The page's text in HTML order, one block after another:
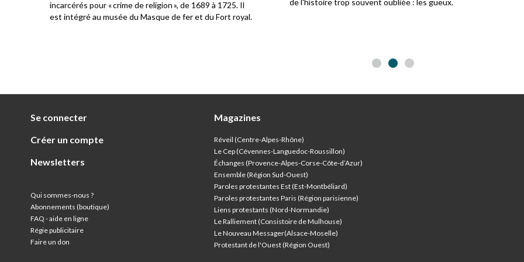
incarcérés pour « crime de religion », de 1689 à 1725. Il
est intégré au musée du Masque de fer et du Fort royal.
Se connecter
Créer un compte
Newsletters
Qui sommes-nous ?
Abonnements (boutique)
FAQ - aide en ligne
Régie publicitaire
Faire un don
Magazines
Réveil (Centre-Alpes-Rhône)
Le Cep (Cévennes-Languedoc-Roussillon)
Échanges (Provence-Alpes-Corse-Côte-d’Azur)
Ensemble (Région Sud-Ouest)
Paroles protestantes Est (Est-Montbéliard)
Paroles protestantes Paris (Région parisienne)
Liens protestants (Nord-Normandie)
Le Ralliement (Consistoire de Mulhouse)
Le Nouveau Messager(Alsace-Moselle)
Protestant de l'Ouest (Région Ouest)